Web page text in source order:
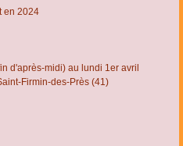
en 2024
d'après-midi) au lundi 1er avril
Firmin-des-Près (41)